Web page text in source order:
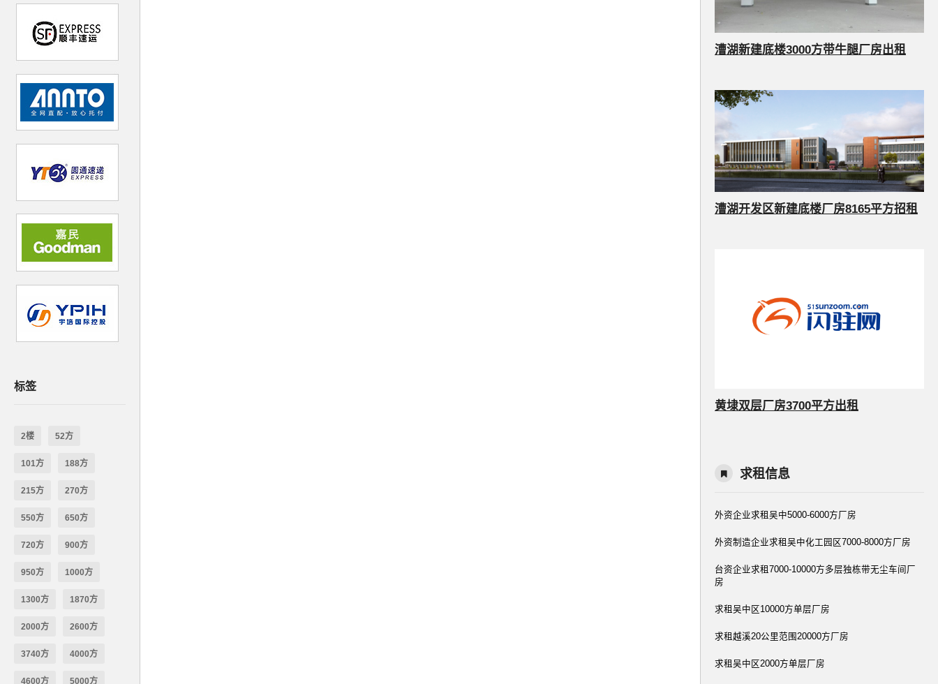
标签
2楼 52方
101方 188方
215方 270方
550方 650方
720方 900方
950方 1000方
1300方 1870方
2000方 2600方
3740方 4000方
4600方 5000方
漕湖新建底楼3000方带牛腿厂房出租
漕湖开发区新建底楼厂房8165平方招租
黄埭双层厂房3700平方出租
求租信息
外资企业求租吴中5000-6000方厂房
外资制造企业求租吴中化工园区7000-8000方厂房
台资企业求租7000-10000方多层独栋带无尘车间厂
房
求租吴中区10000方单层厂房
求租越溪20公里范围20000方厂房
求租吴中区2000方单层厂房